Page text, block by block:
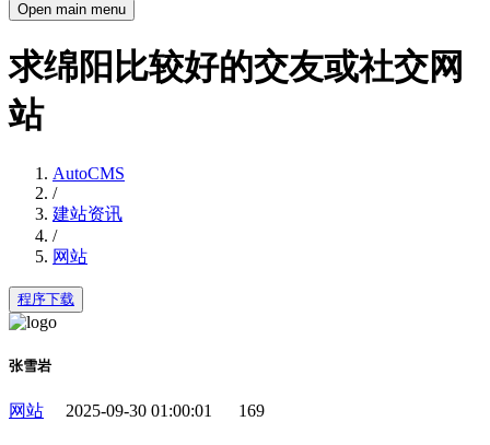
Open main menu
求绵阳比较好的交友或社交网
站
AutoCMS
/
建站资讯
/
网站
程序下载
张雪岩
网站 2025-09-30 01:00:01 169